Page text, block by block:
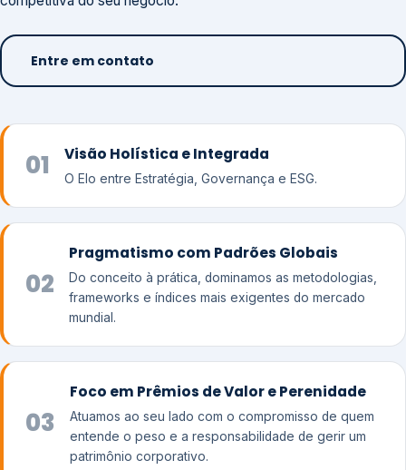
Entre em contato
01 Visão Holística e Integrada
O Elo entre Estratégia, Governança e ESG.
02
Pragmatismo com Padrões Globais
Do conceito à prática, dominamos as metodologias,
frameworks e índices mais exigentes do mercado
mundial.
03
Foco em Prêmios de Valor e Perenidade
Atuamos ao seu lado com o compromisso de quem
entende o peso e a responsabilidade de gerir um
patrimônio corporativo.